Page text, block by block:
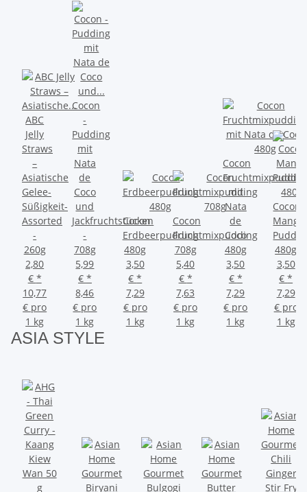
ABC
Jelly
Straws
–
Asiatische
Gelee-
Süßigkeit-
Assorted
-
260g
2,80
€ *
10,77
€ pro
1 kg
Cocon
-
Pudding
mit
Nata
de
Coco
und
Jackfruchtstücken
-
708g
5,99
€ *
8,46
€ pro
1 kg
Cocon
Erdbeerpudding
480g
3,50
€*
7,29
€ pro
1 kg
Cocon
Fruchtmixpudding
708g
5,40
€ *
7,63
€ pro
1 kg
Cocon
mit
Nata
de
Coco
480g
3,50
€ *
7,29
€ pro
1 kg
Cocon
Mango
480g
3,50
€*
7,29
€ pro
1 kg
ASIASTYLE